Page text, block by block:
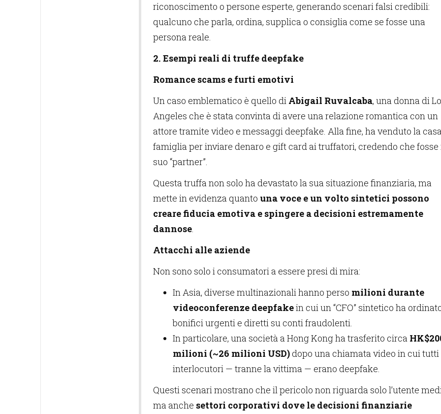
riconoscimento o persone esperte, generando scenari falsi credibili:
qualcuno che parla, ordina, supplica o consiglia come se fosse una
persona reale.
2. Esempi reali di truffe deepfake
Romance scams e furti emotivi
Un caso emblematico è quello di Abigail Ruvalcaba, una donna di
Angeles che è stata convinta di avere una relazione romantica con un
attore tramite video e messaggi deepfake. Alla fine, ha venduto la
famiglia per inviare denaro e gift card ai truffatori, credendo che fosse
suo “partner”.
Questa truffa non solo ha devastato la sua situazione finanziaria, ma
mette in evidenza quanto una voce e un volto sintetici possono
creare fiducia emotiva e spingere a decisioni estremamente
dannose.
Attacchi alle aziende
Non sono solo i consumatori a essere presi di mira:
In Asia, diverse multinazionali hanno perso milioni durante
videoconferenze deepfakein cui un “CFO” sintetico ha
bonifici urgenti e diretti su conti fraudolenti.
In particolare, una società a Hong Kong ha trasferito circa
milioni (~26 milioni USD)dopo una chiamata video in cui tutti
interlocutori — tranne la vittima — erano deepfake.
Questi scenari mostrano che il pericolo non riguarda solo l’utente
ma anche settori corporativi dove le decisioni finanziarie